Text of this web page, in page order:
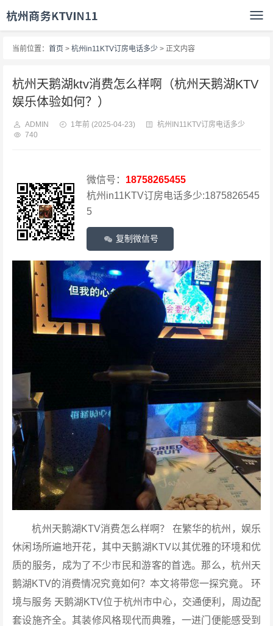
当前位置： 首页 > 杭州in11KTV订房电话多少 > 正文内容
杭州天鹅湖ktv消费怎么样啊（杭州天鹅湖KTV
娱乐体验如何？）
ADMIN 1年前 (2025-04-23)
杭州IN11KTV订房电话多少
740
微信号： 18758265455
杭州in11KTV订房电话多少:1875826545
5
复制微信号
杭州天鹅湖KTV消费怎么样啊？ 在繁华的杭州，娱乐
休闲场所遍地开花，其中天鹅湖KTV以其优雅的环境和优
质的服务，成为了不少市民和游客的首选。那么，杭州天
鹅湖KTV的消费情况究竟如何？本文将带您一探究竟。 环
境与服务 天鹅湖KTV位于杭州市中心，交通便利，周边配
套设施齐全。其装修风格现代而典雅，一进门便能感受到